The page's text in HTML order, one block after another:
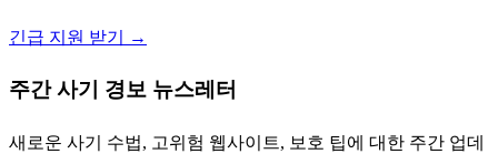
긴급 지원 받기 →
주간 사기 경보 뉴스레터
새로운 사기 수법, 고위험 웹사이트, 보호 팁에 대한 주간 업데